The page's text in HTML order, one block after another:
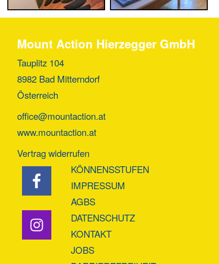
Mount Action Hierzegger GmbH
Tauplitz 104
8982 Bad Mitterndorf
Österreich
office@mountaction.at
www.mountaction.at
Vertrag widerrufen
KÖNNENSSTUFEN
IMPRESSUM
AGBS
DATENSCHUTZ
KONTAKT
JOBS